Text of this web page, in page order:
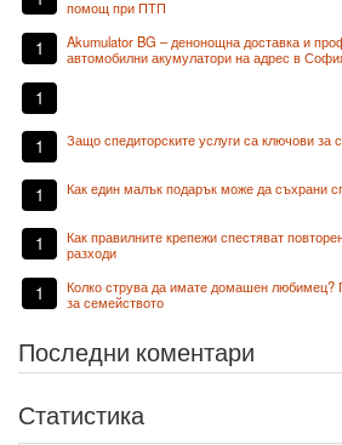
помощ при ПТП
1
Akumulator BG – денонощна доставка и
автомобилни акумулатори на адрес в
1
1 Защо спедиторските услуги са ключови за
1 Как един малък подарък може да съхрани
1
Как правилните крепежи спестяват
разходи
1
Колко струва да имате домашен любимец?
за семейството
Последни коментари
Статистика